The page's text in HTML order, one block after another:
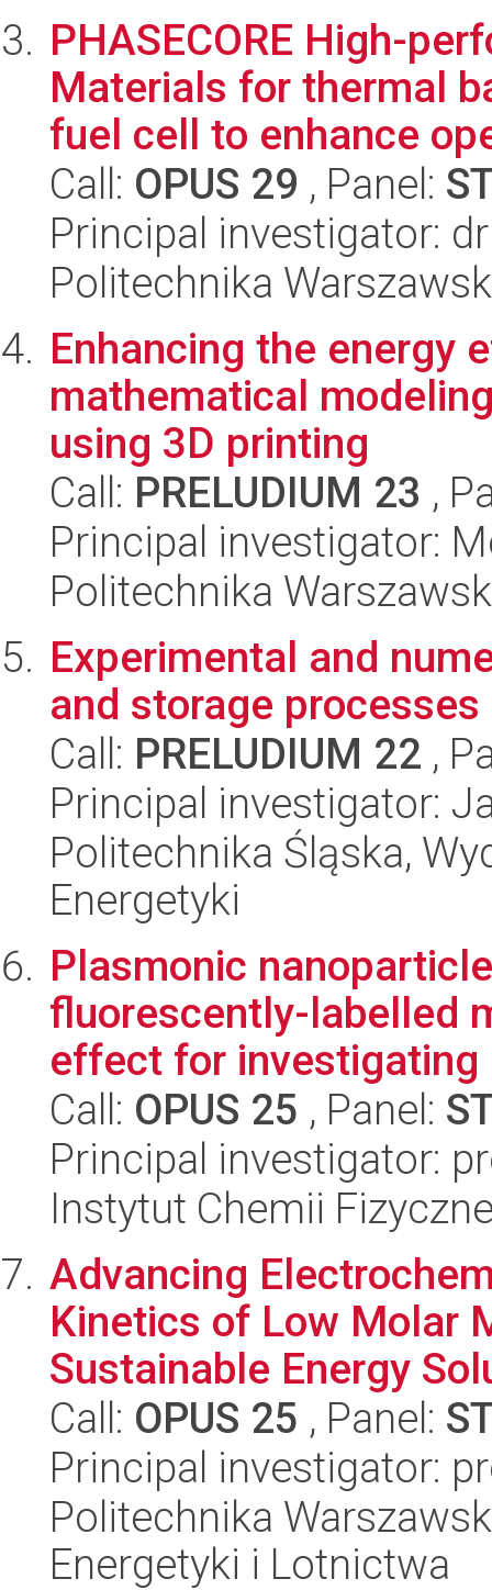
PHASECORE High-
Materials for thermal
fuel cell to enhance
Call: OPUS 29 , Panel:
Principal investigator:
Politechnika
Enhancing the energy
mathematical
using 3D printing
Call: PRELUDIUM 23 ,
Principal investigator:
Politechnika
Experimental and
and storage
Call: PRELUDIUM 22 ,
Principal investigator:
Politechnika Śląska,
Energetyki
Plasmonic
fluorescently-labelled
effect for investigating
Call: OPUS 25 , Panel:
Principal investigator:
Instytut Chemii
Advancing
Kinetics of Low Molar
Sustainable Energy
Call: OPUS 25 , Panel:
Principal investigator:
Politechnika
Energetyki i Lotnictwa